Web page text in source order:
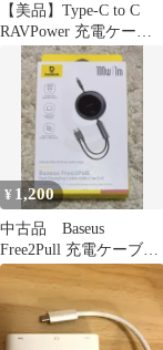
【美品】Type-C to C
RAVPower 充電ケーブ
¥ 1,200
中古品 Baseus
Free2Pull 充電ケーブル
100W 1m